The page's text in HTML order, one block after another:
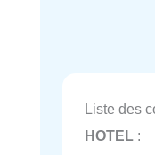
Liste des
HOTEL :